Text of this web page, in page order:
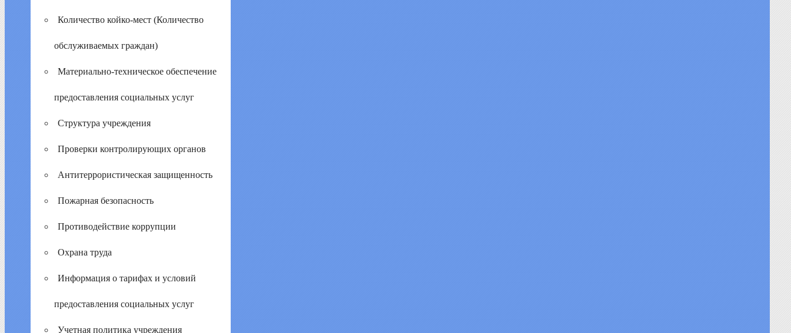
Количество койко-мест (Количество
обслуживаемых граждан)
Материально-техническое обеспечение
предоставления социальных услуг
Структура учреждения
Проверки контролирующих органов
Антитеррористическая защищенность
Пожарная безопасность
Противодействие коррупции
Охрана труда
Информация о тарифах и условий
предоставления социальных услуг
Учетная политика учреждения